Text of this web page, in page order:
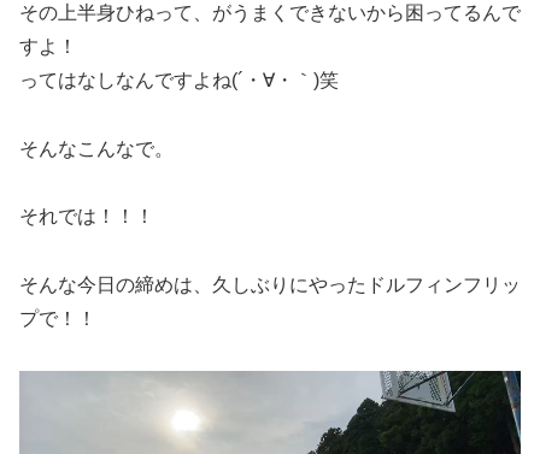
その上半身ひねって、がうまくできないから困ってるんで
すよ！
ってはなしなんですよね(´・∀・｀)笑
そんなこんなで。
それでは！！！
そんな今日の締めは、久しぶりにやったドルフィンフリッ
プで！！